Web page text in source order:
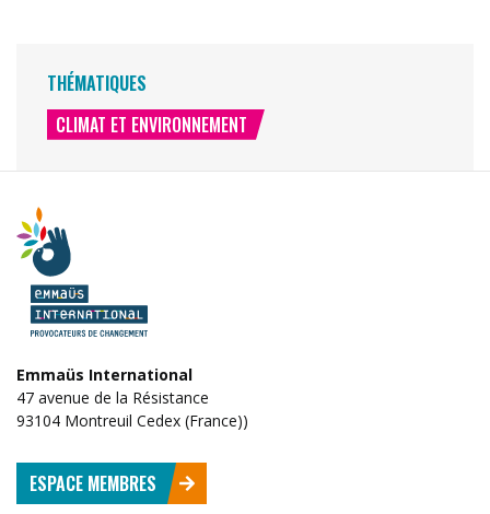
THÉMATIQUES
CLIMAT ET ENVIRONNEMENT
Emmaüs International
47 avenue de la Résistance
93104 Montreuil Cedex (France))
ESPACE MEMBRES